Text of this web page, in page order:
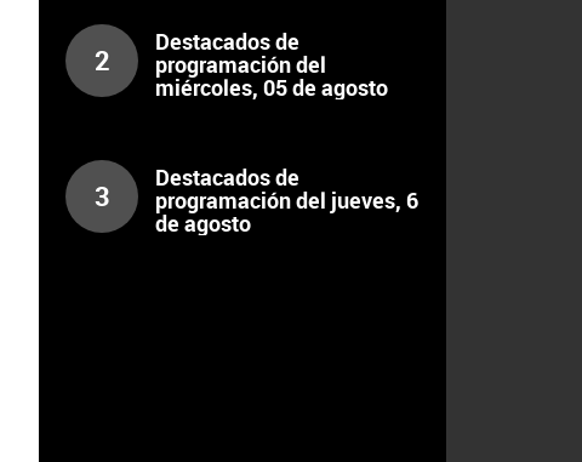
2
Destacados de
programación del
miércoles, 05 de agosto
3
Destacados de
programación del jueves, 6
de agosto